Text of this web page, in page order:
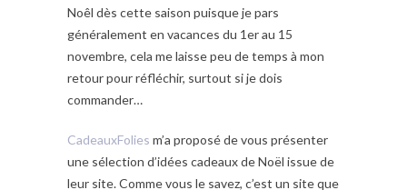
Noêl dès cette saison puisque je pars
généralement en vacances du 1er au 15
novembre, cela me laisse peu de temps à mon
retour pour réfléchir, surtout si je dois
commander…
CadeauxFolies m’a proposé de vous présenter
une sélection d’idées cadeaux de Noël issue de
leur site. Comme vous le savez, c’est un site que